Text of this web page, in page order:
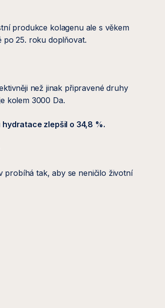
produkce kolagenu ale s věkem
po 25. roku doplňovat.
než jinak připravené druhy
kolem 3000 Da.
zlepšil o 34,8 %.
probíhá tak, aby se neničilo životní